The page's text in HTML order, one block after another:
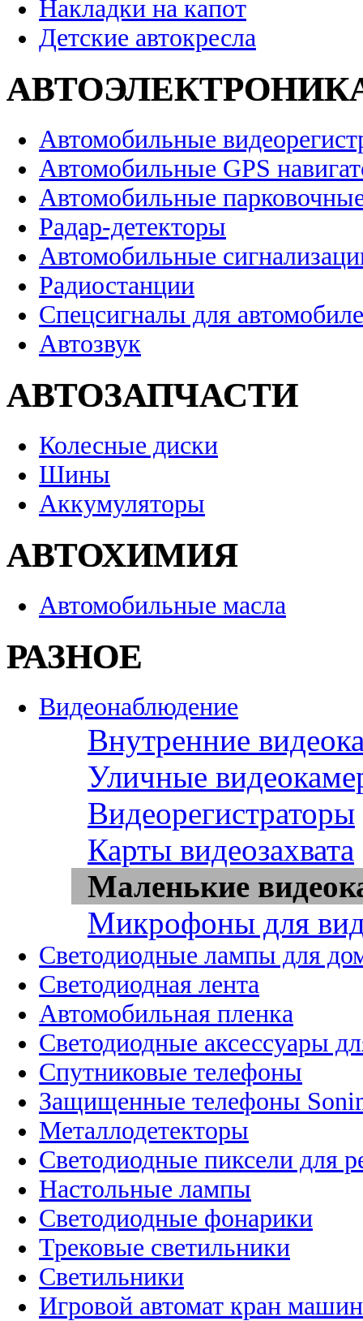
Накладки на капот
Детские автокресла
Автомобильные
Автомобильные GPS
Автомобильные
Радар-детекторы
Автомобильные
Радиостанции
Спецсигналы для
Автозвук
АВТОЗАПЧАСТИ
Колесные диски
Шины
Аккумуляторы
АВТОХИМИЯ
Автомобильные масла
РАЗНОЕ
Видеонаблюдение
Внутренние
Уличные
Видеорегистраторы
Карты видеозахвата
Маленькие
Микрофоны для
Светодиодные лампы для
Светодиодная лента
Автомобильная пленка
Светодиодные аксессуары
Спутниковые телефоны
Защищенные телефоны
Металлодетекторы
Светодиодные пиксели для
Настольные лампы
Светодиодные фонарики
Трековые светильники
Светильники
Игровой автомат кран